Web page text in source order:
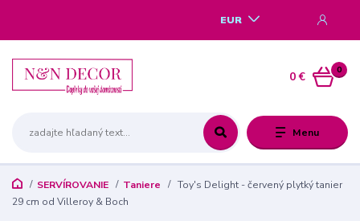
Menu
EUR
0
0 €
SERVÍROVANIE Taniere
Toy's Delight - červený plytký tanier
29 cm od Villeroy & Boch